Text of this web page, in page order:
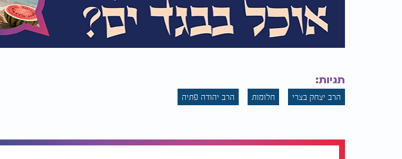
תגיות:
הרב יצחק בצרי חלומות הרב יהודה פתיה